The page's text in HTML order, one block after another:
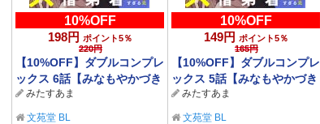
10%OFF
198円 ポイント5％
220円
【10%OFF】ダブルコンプレ
ックス 6話【みなもやかづき
『リベンジアクト』配信記念
CP 8/5まで】
みたすあま
文苑堂 BL
10%OFF
149円 ポイント5％
165円
【10%OFF】ダブルコンプレ
ックス 5話【みなもやかづき
『リベンジアクト』配信記念
CP 8/5まで】
みたすあま
文苑堂 BL